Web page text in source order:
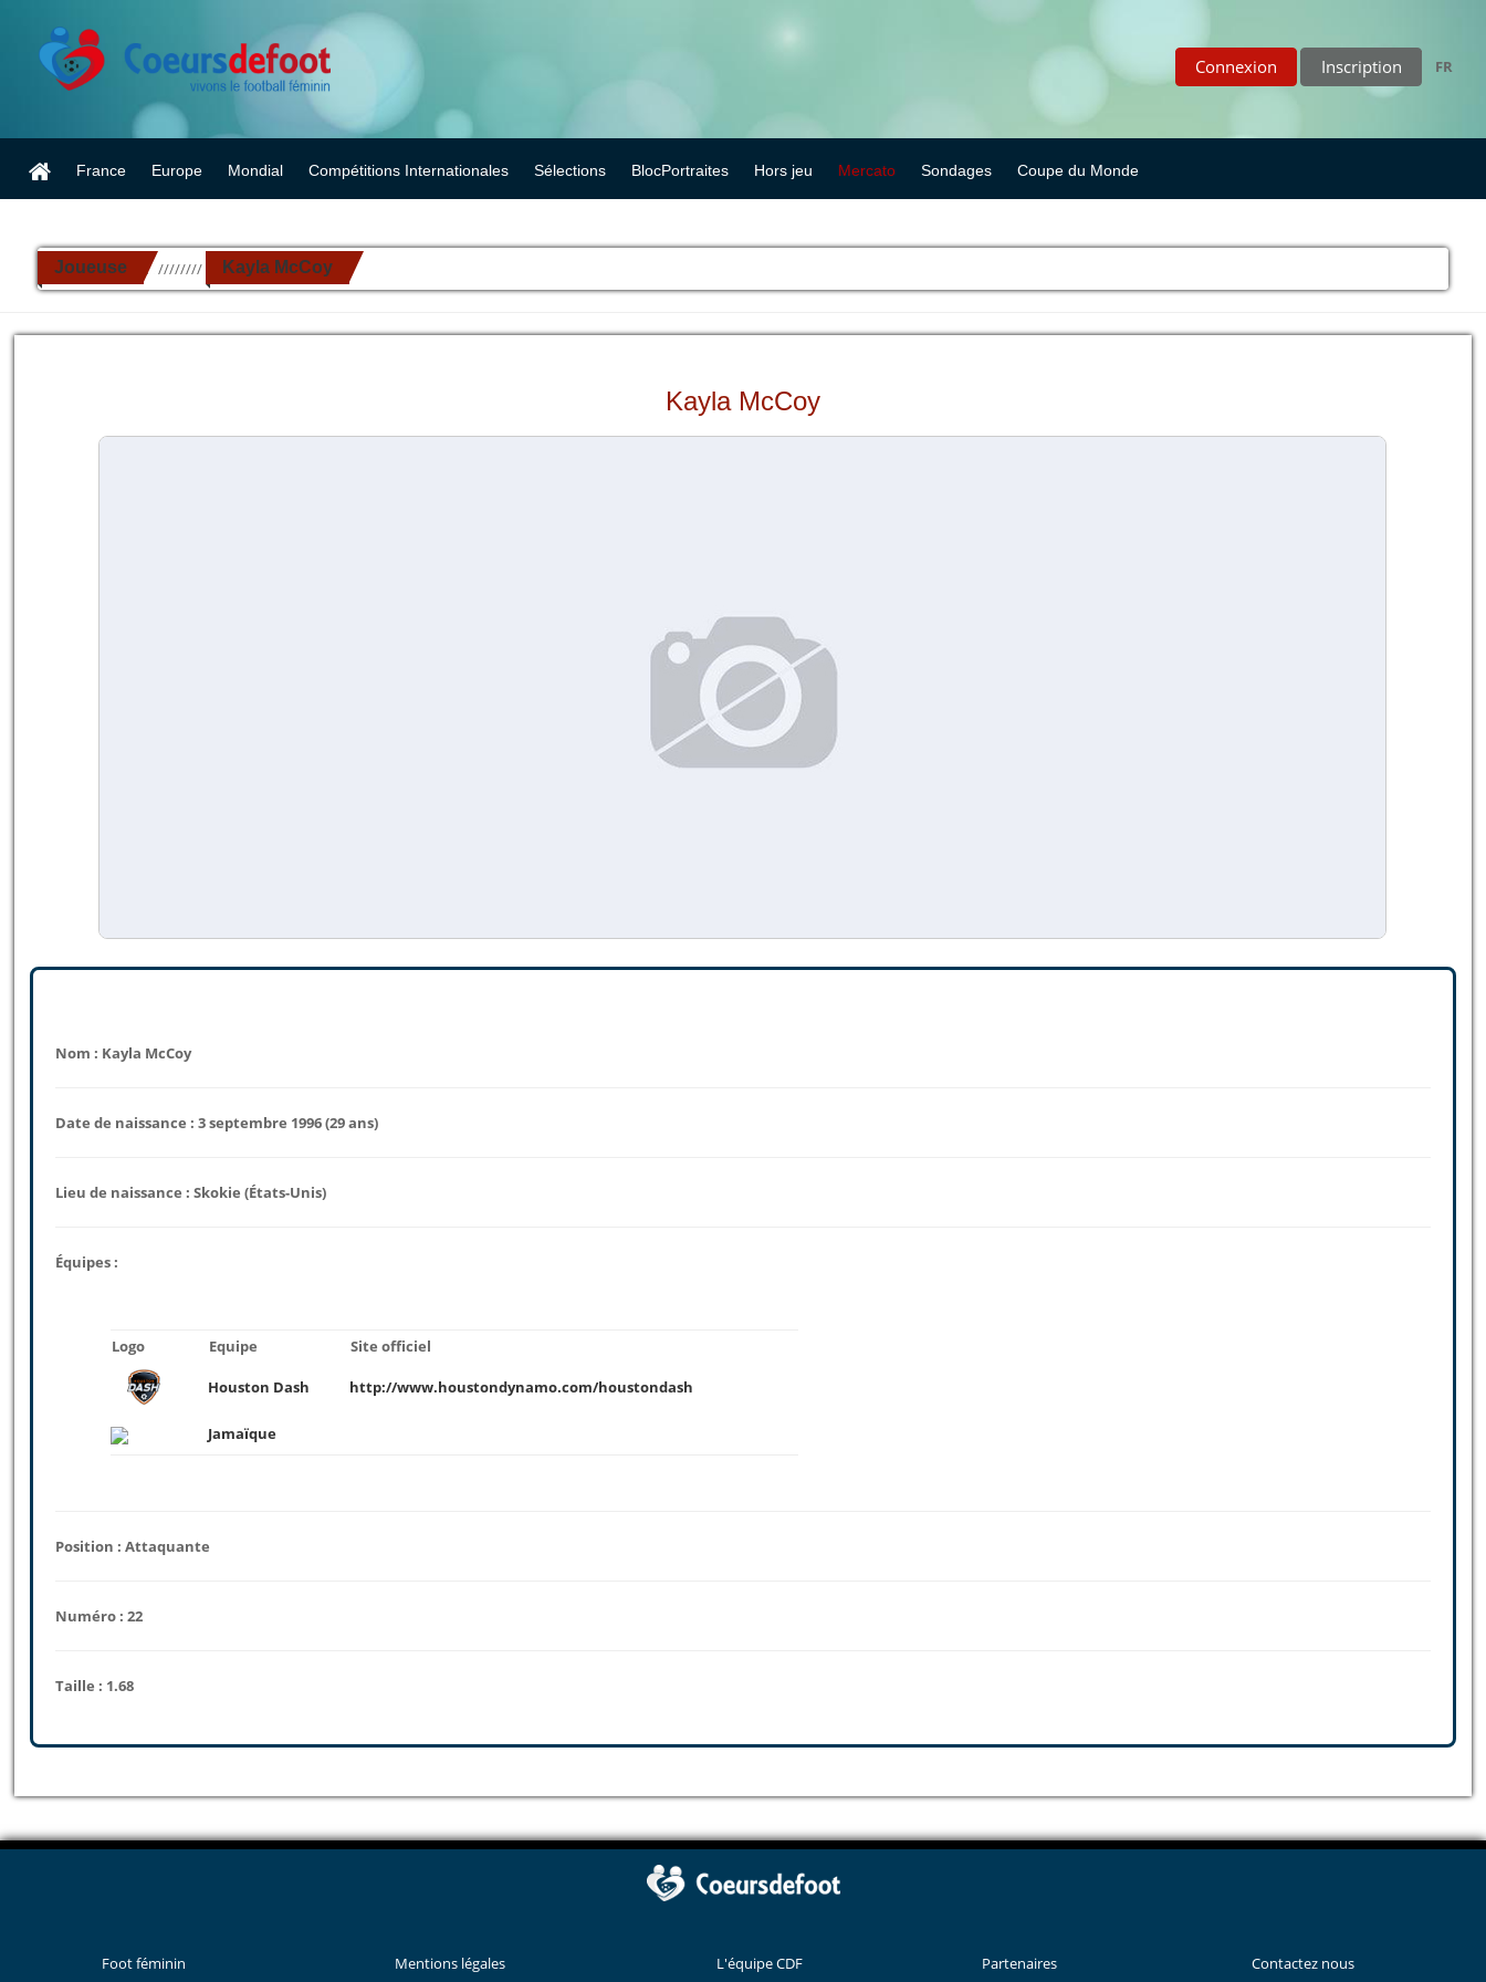
Connexion Inscription FR
France Europe Mondial Compétitions Internationales Sélections BlocPortraites Hors jeu Mercato Sondages Coupe du Monde
Joueuse ////////// Kayla McCoy
Kayla McCoy
Nom : Kayla McCoy
Date de naissance : 3 septembre 1996 (29 ans)
Lieu de naissance : Skokie (États-Unis)
Équipes :
Logo Equipe Site officiel
Houston Dash http://www.houstondynamo.com/houstondash
Jamaïque
Position : Attaquante
Numéro : 22
Taille : 1.68
Foot féminin Mentions légales L'équipe CDF Partenaires Contactez nous